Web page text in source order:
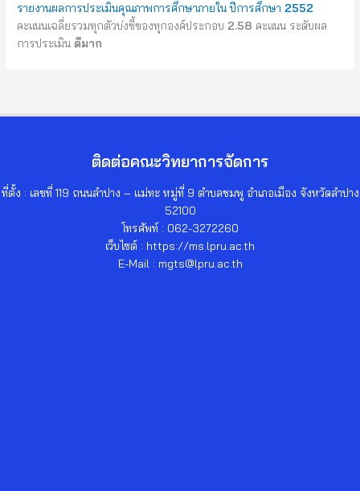
รายงานผลการประเมินคุณภาพการศึกษาภายใน ปีการศึกษา 2552
คะแนนเฉลี่ยรวมทุกตัวบ่งชี้ของทุกองค์ประกอบ 2.58 คะแนน ระดับผล
การประเมิน ดีมาก
ติดต่อคณะวิทยาการจัดการ
ที่ตั้ง : เลขที่ 119 ถนนลำปาง – แม่ทะ หมู่ที่ 9 ตำบลชมพู อำเภอเมือง จังหวัดลำปาง
52100
โทรศัพท์ : 062-3272260
เว็บไซต์ : https://ms.lpru.ac.th
E-Mail : mgts@lpru.ac.th